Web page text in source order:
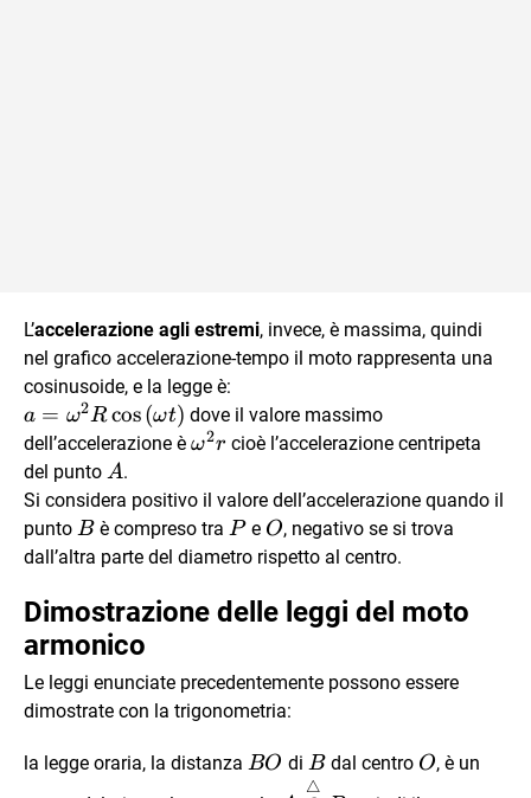
L’accelerazione agli estremi, invece, è massima, quindi
nel grafico accelerazione-tempo il moto rappresenta una
cosinusoide, e la legge è:
a =
\omega^{2}R\cos{(\omega
t)}
a = ω2Rcos(ωt) dove il valore massimo
dell’accelerazione è \omega^{2}
ω2r cioè l’accelerazione centripeta
del punto A
A.
Si considera positivo il valore dell’accelerazione quando il
punto B
Bè compreso tra P
Pe O
O, negativo se si trova
dall’altra parte del diametro rispetto al centro.
Dimostrazione delle leggi del moto
armonico
Le leggi enunciate precedentemente possono essere
dimostrate con la trigonometria:
la legge oraria, la distanza BO
BO di B
Bdal centro O
O, è un
A △